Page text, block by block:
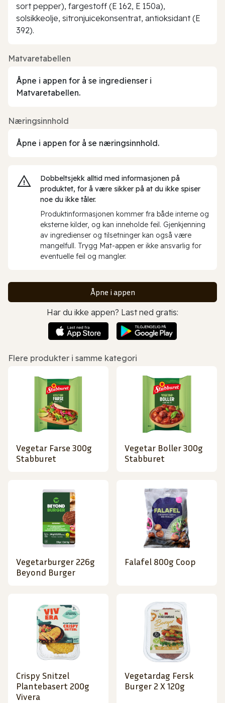
sort pepper), fargestoff (E 162, E 150a),
solsikkeolje, sitronjuicekonsentrat, antioksidant (E
392).
Matvaretabellen
Åpne i appen for å se ingredienser i
Matvaretabellen.
Næringsinnhold
Åpne i appen for å se næringsinnhold.
Dobbeltsjekk alltid med informasjonen på
produktet, for å være sikker på at du ikke spiser
noe du ikke tåler.
Produktinformasjonen kommer fra både interne og
eksterne kilder, og kan inneholde feil. Gjenkjenning
av ingredienser og tilsetninger kan også være
mangelfull. Trygg Mat-appen er ikke ansvarlig for
eventuelle feil og mangler.
Åpne i appen
Har du ikke appen? Last ned gratis:
Flere produkter i samme kategori
Vegetar Farse 300g
Stabburet
Vegetar Boller 300g
Stabburet
Vegetarburger 226g
Beyond Burger
Falafel 800g Coop
Crispy Snitzel
Plantebasert 200g
Vivera
Vegetardag Fersk
Burger 2 X 120g